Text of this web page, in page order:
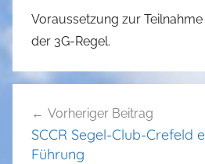
Voraussetzung zur
der 3G-Regel.
Vorheriger Beitrag
SCCR Segel-Club-Crefeld
Führung